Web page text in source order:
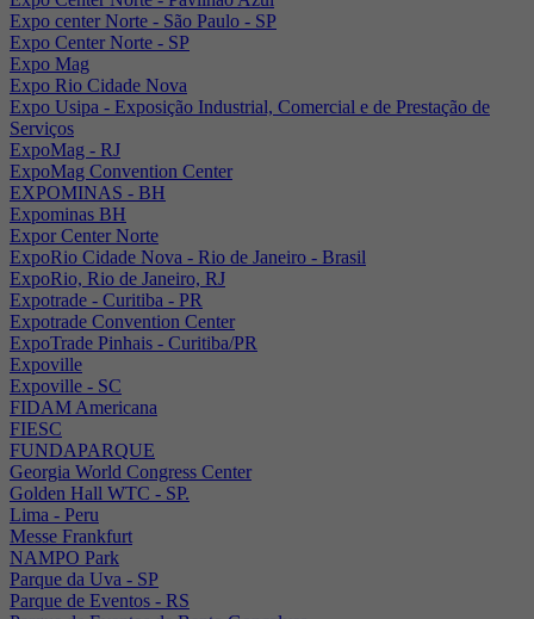
Expo center Norte - São Paulo - SP
Expo Center Norte - SP
Expo Mag
Expo Rio Cidade Nova
Expo Usipa - Exposição Industrial, Comercial e de Prestação de
Serviços
ExpoMag - RJ
ExpoMag Convention Center
EXPOMINAS - BH
Expominas BH
Expor Center Norte
ExpoRio Cidade Nova - Rio de Janeiro - Brasil
ExpoRio, Rio de Janeiro, RJ
Expotrade - Curitiba - PR
Expotrade Convention Center
ExpoTrade Pinhais - Curitiba/PR
Expoville
Expoville - SC
FIDAM Americana
FIESC
FUNDAPARQUE
Georgia World Congress Center
Golden Hall WTC - SP.
Lima - Peru
Messe Frankfurt
NAMPO Park
Parque da Uva - SP
Parque de Eventos - RS